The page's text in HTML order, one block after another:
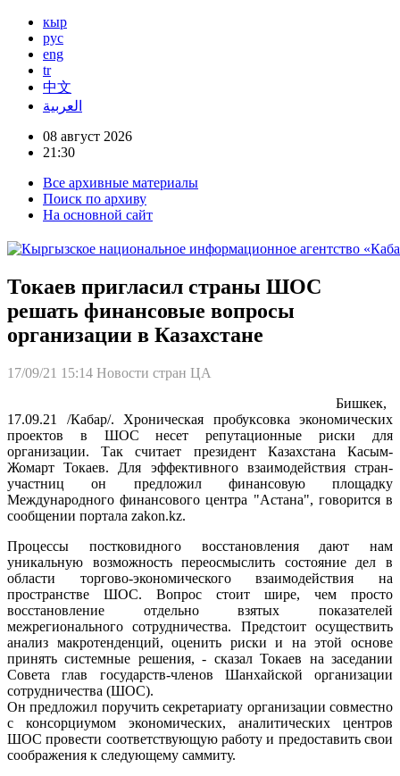
кыр
рус
eng
tr
中文
العربية
08 август 2026
21:30
Все архивные материалы
Поиск по архиву
На основной сайт
Токаев пригласил страны ШОС
решать финансовые вопросы
организации в Казахстане
17/09/21 15:14 Новости стран ЦА
Бишкек,
17.09.21 /Кабар/. Хроническая пробуксовка экономических
проектов в ШОС несет репутационные риски для
организации. Так считает президент Казахстана Касым-
Жомарт Токаев. Для эффективного взаимодействия стран-
участниц он предложил финансовую площадку
Международного финансового центра "Астана", говорится в
сообщении портала zakon.kz.
Процессы постковидного восстановления дают нам
уникальную возможность переосмыслить состояние дел в
области торгово-экономического взаимодействия на
пространстве ШОС. Вопрос стоит шире, чем просто
восстановление отдельно взятых показателей
межрегионального сотрудничества. Предстоит осуществить
анализ макротенденций, оценить риски и на этой основе
принять системные решения, - сказал Токаев на заседании
Совета глав государств-членов Шанхайской организации
сотрудничества (ШОС).
Он предложил поручить секретариату организации совместно
с консорциумом экономических, аналитических центров
ШОС провести соответствующую работу и предоставить свои
соображения к следующему саммиту.